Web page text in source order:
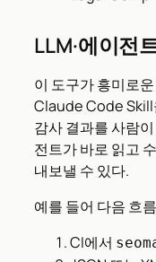
LLM·에이전
이 도구가 흥미로
Claude Code Skill
감사 결과를 사람
전트가 바로 읽고
내보낼 수 있다.
예를 들어 다음 흐
CI에서